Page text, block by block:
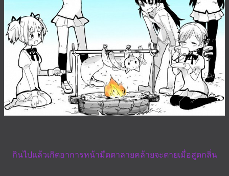
กินไปแล้วเกิดอาการหน้ามืดตาลายคล้ายจะตายเมื่อสูดกลิ่น